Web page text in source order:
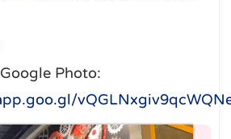
Google Photo: